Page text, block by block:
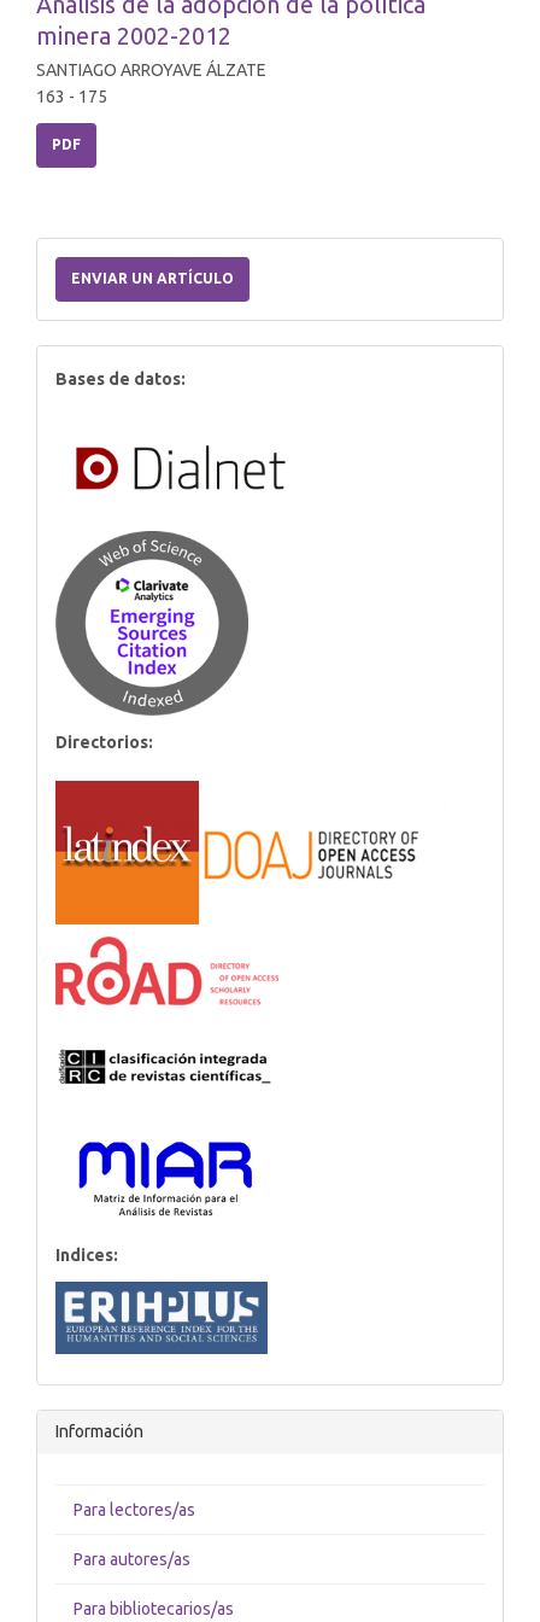
minera 2002-2012
SANTIAGO ARROYAVE ÁLZATE
163 - 175
PDF
un
artículo
ENVIAR UN ARTÍCULO
Bases de datos:
Directorios:
Indices:
Información
Para lectores/as
Para autores/as
Para bibliotecarios/as